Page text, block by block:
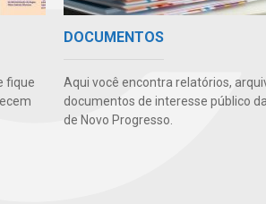
fique
DOCUMENTOS
Aqui você encontra relatórios,
documentos de interesse público
de Novo Progresso.